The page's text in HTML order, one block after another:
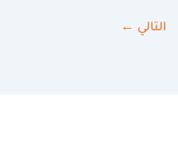
التالي ←